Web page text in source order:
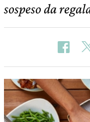
sospeso da